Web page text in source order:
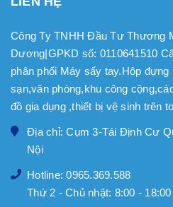
Công Ty TNHH Đầu Tư Thương
Dương|GPKD số: 0110641510
phân phối Máy sấy tay.Hộp
sạn,văn phòng,khu công
đồ gia dụng ,thiết bị vệ sinh trên
Địa chỉ: Cụm 3-Tái Định Cư
Nội
Hotline: 0965.369.588
Thứ 2 - Chủ nhật: 8:00 - 18:00